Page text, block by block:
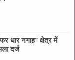
धार नगाह” क्षेत्र में
दर्ज